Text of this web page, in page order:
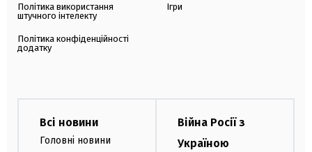
Політика використання
штучного інтелекту
Політика конфіденційності
додатку
Ігри
Всі новини
Головні новини
Війна Росії з
Україною